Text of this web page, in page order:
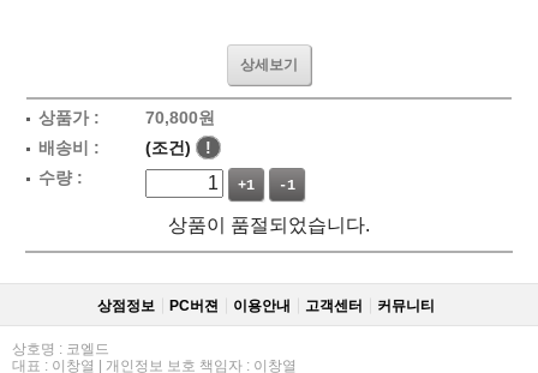
상세보기
상품가 : 70,800원
배송비 :
(조건)
!
수량 :
+1 -1
상품이 품절되었습니다.
상점정보 PC버젼 이용안내 고객센터 커뮤니티
상호명 : 코엘드
대표 : 이창열 | 개인정보 보호 책임자 : 이창열